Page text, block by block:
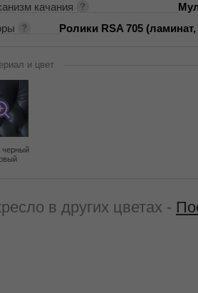
качания
Ролики RSA 705
и цвет
черный
в других цветах -